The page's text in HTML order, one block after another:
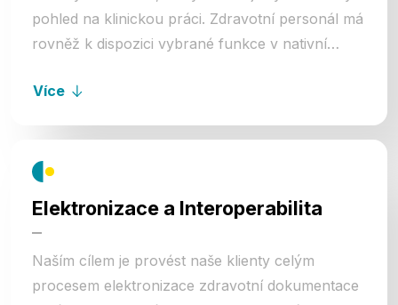
pohled na klinickou práci. Zdravotní personál má
rovněž k dispozici vybrané funkce v nativní
jednoduché úkony mohl zdravotník provést u
aplikaci má rovněž k dispozici pacient, což
zjednodušuje jeho přístup ke zdravotní péči a
diagnozy nebo prevence.
Více
Elektronizace a Interoperabilita
Naším cílem je provést naše klienty celým
procesem elektronizace zdravotní dokumentace